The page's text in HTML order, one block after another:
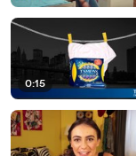
0:15